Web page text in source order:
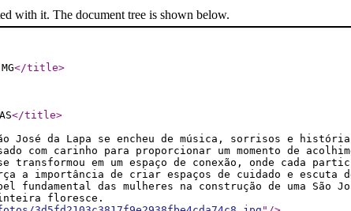
with it. The document tree is shown below.
</title>
</title>
José da Lapa se encheu de música, sorrisos e
com carinho para proporcionar um momento de
transformou em um espaço de conexão, onde cada
a importância de criar espaços de cuidado e
fundamental das mulheres na construção de uma São
inteira floresce.